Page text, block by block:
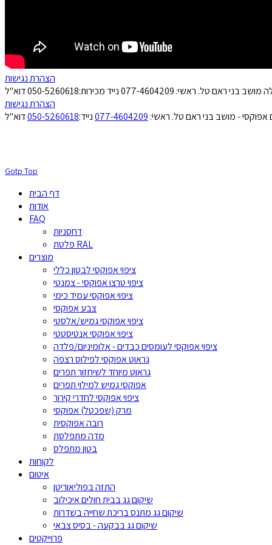
הצהרת נגישות
הצהרת נגישות
אפוקסי - מושב בני ראם טל. ראשי: 077-4604209נייד:050-5260618
Gotp Top
דף הבית
אודות
FAQ
דחסניות
פלטת RAL
מוצרים
ציפוי אפוקסי לבטון כללי
ציפוי טרצו אפוקסי - צמנטי
ציפוי אפוקסי עמיד כימי
צבע אפוקסי
ציפוי אפוקסי גמיש/אלסטי
ציפוי אפוקסי אנטיסטטי
ציפוי אפוקסי לעומסים כבדים - אלומיניום/פלדה
גראוט אפוקסי לפילוס רצפה
גראוט מיוחד לשיחזור תפרים
אפוקסי גמיש למילוי תפרים
ציפוי אפוקסי לחדרי קירור
מרק (שפכטל) אפוקסי
רובה אפוקסית
מדה מתפלסת
בטון מתפלס
לקוחות
איטום
התזה בפוליאוריטן
שיקום גג בבית חולים איכילוב
שיקום גג מתנס בריכת שחייה בשדרות
שיקום גג בבקעה - בסיס צבאי
פרוייקטים